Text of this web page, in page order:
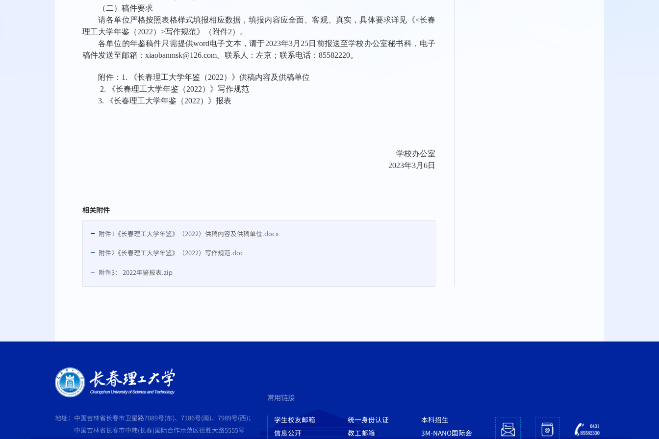
（二）稿件要求
请各单位严格按照表格样式填报相应数据，填报内容应全面、客观、真实，具体要求详见《<长春
理工大学年鉴（2022） >写作规范》（附件2）。
各单位的年鉴稿件只需提供word电子文本，请于2023年3月 25日前报送至学校办公室秘书科，电子
稿件发送至邮箱： xiaobanmsk@126.com。联系人：左京；联系电话： 85582220。
附件： 1. 《长春理工大学年鉴（2022）》供稿内容及供稿单位
2.
《长春理工大学年鉴（2022）》写作规范
3.
《长春理工大学年鉴（2022）》报表
学校办公室
2023年3月 6日
相关附件
附件1《长春理工大学年鉴》（2022）供稿内容及供稿单位.docx
附件2《长春理工大学年鉴》（2022）写作规范.doc
附件3： 2022年鉴报表.zip
地址：中国吉林省长春市卫星路7089号(东)、7186号(南)、7989号(西)；
中国吉林省长春市中韩(长春)国际合作示范区德胜大路5555号
常用链接
学生校友邮箱 统一身份认证
本科招生
信息公开
教工邮箱 3M-NANO国际会